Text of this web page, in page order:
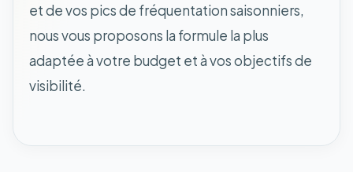
et de vos pics de fréquentation saisonniers,
nous vous proposons la formule la plus
adaptée à votre budget et à vos objectifs de
visibilité.